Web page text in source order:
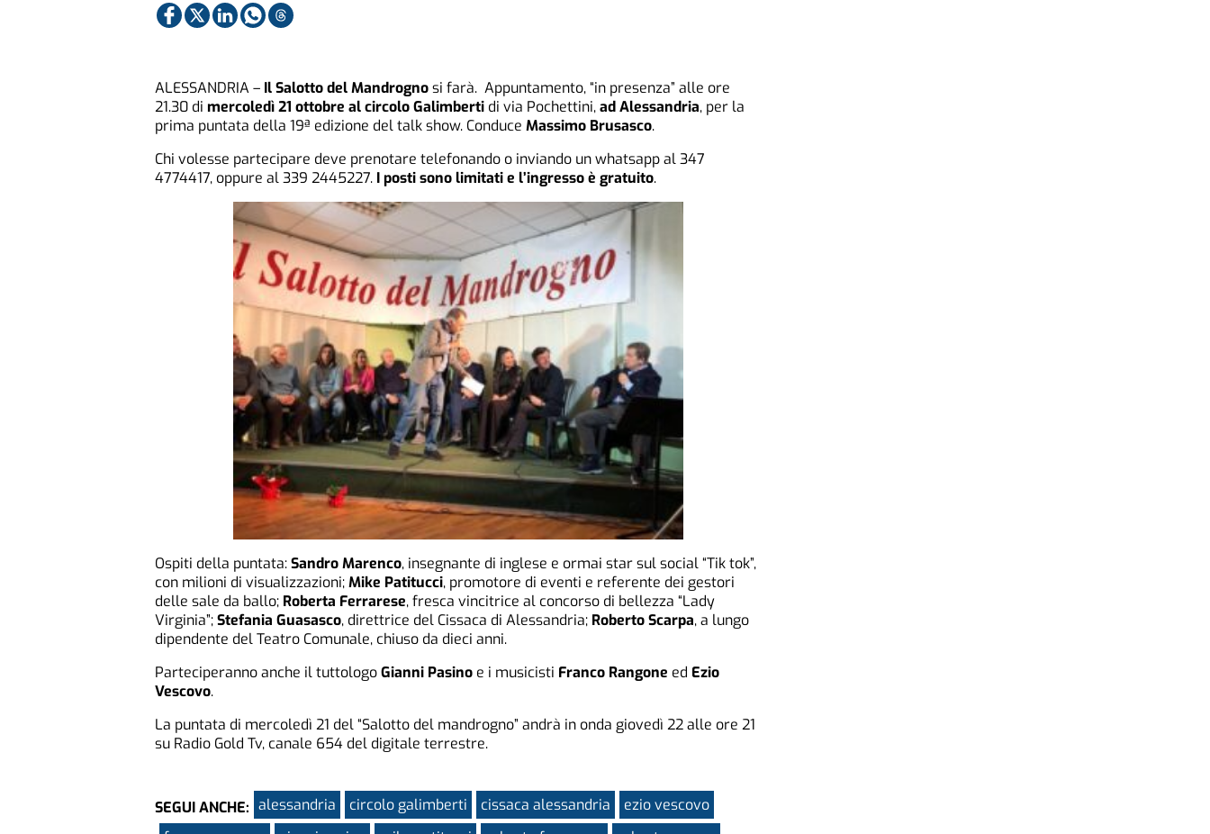
ALESSANDRIA – Il Salotto del Mandrognosi farà. Appuntamento, “in presenza” alle ore
21.30 di mercoledì 21 ottobre al circolo Galimberti di via Pochettini,ad Alessandria, per la
prima puntata della 19ª edizione del talk show. Conduce Massimo Brusasco.
Chi volesse partecipare deve prenotare telefonando o inviando un whatsapp al 347
4774417, oppure al 339 2445227. I posti sono limitati e l’ingresso è gratuito.
Ospiti della puntata:Sandro Marenco, insegnante di inglese e ormai star sul social “Tik tok”,
con milioni di visualizzazioni;Mike Patitucci, promotore di eventi e referente dei gestori
delle sale da ballo; Roberta Ferrarese, fresca vincitrice al concorso di bellezza “Lady
Virginia”;Stefania Guasasco, direttrice del Cissaca di Alessandria; Roberto Scarpa, a lungo
dipendente del Teatro Comunale, chiuso da dieci anni.
Parteciperanno anche il tuttologoGianni Pasino e i musicisti Franco Rangone ed Ezio
Vescovo.
La puntata di mercoledì 21 del “Salotto del mandrogno” andrà in onda giovedì 22 alle ore 21
su Radio Gold Tv, canale 654 del digitale terrestre.
SEGUI ANCHE: alessandria circolo galimberti cissaca alessandria
ezio vescovo